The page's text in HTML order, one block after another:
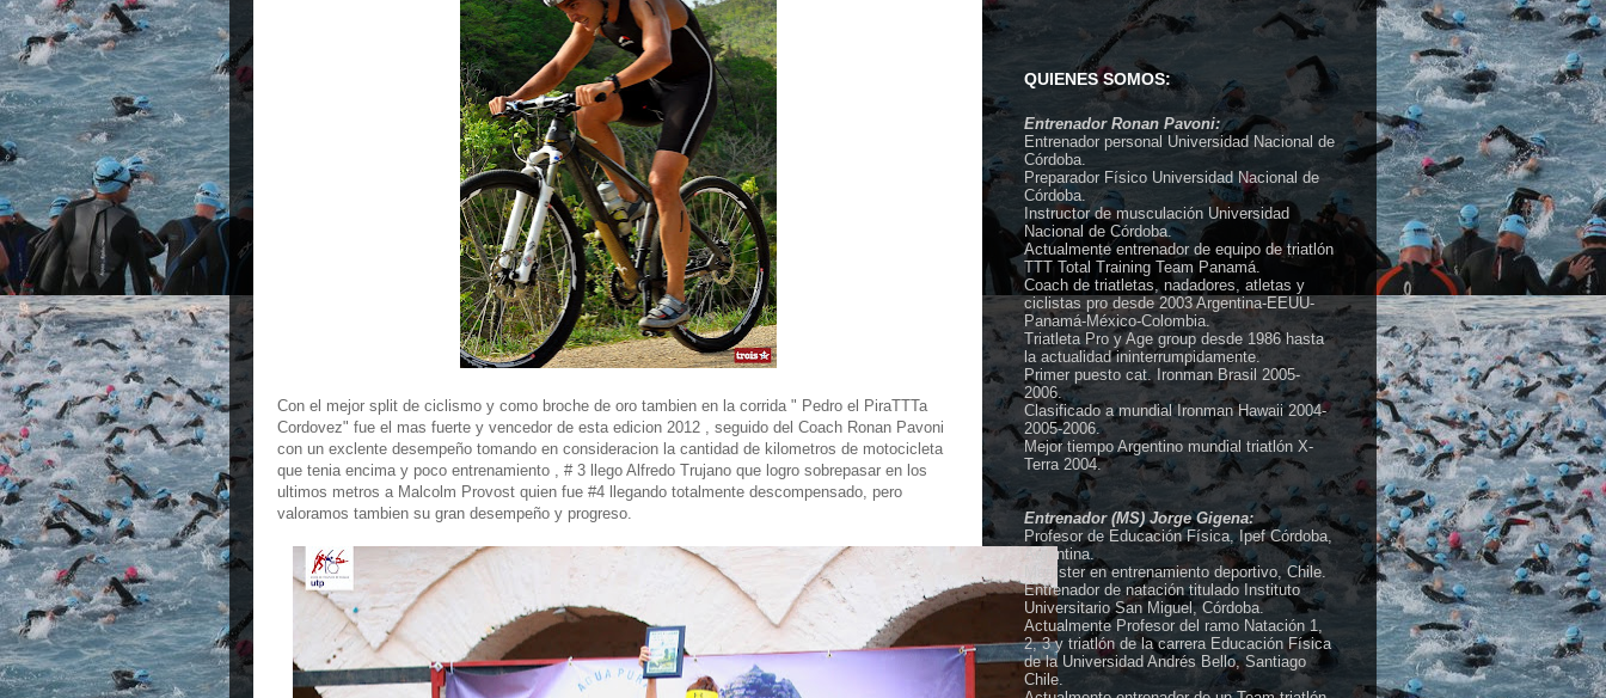
Con el mejor split de ciclismo y como broche de oro tambien en la corrida " Pedro el PiraTTTa
Cordovez" fue el mas fuerte y vencedor de esta edicion 2012 , seguido del Coach Ronan Pavoni
con un exclente desempeño tomando en consideracion la cantidad de kilometros de motocicleta
que tenia encima y poco entrenamiento , # 3 llego Alfredo Trujano que logro sobrepasar en los
ultimos metros a Malcolm Provost quien fue #4 llegando totalmente descompensado, pero
valoramos tambien su gran desempeño y progreso.
QUIENES SOMOS:
Entrenador Ronan Pavoni:
Entrenador personal Universidad Nacional de
Córdoba.
Preparador Físico Universidad Nacional de
Córdoba.
Instructor de musculación Universidad
Nacional de Córdoba.
Actualmente entrenador de equipo de triatlón
TTT Total Training Team Panamá.
Coach de triatletas, nadadores, atletas y
ciclistas pro desde 2003 Argentina-EEUU-
Panamá-México-Colombia.
Triatleta Pro y Age group desde 1986 hasta
la actualidad ininterrumpidamente.
Primer puesto cat. Ironman Brasil 2005-
2006.
Clasificado a mundial Ironman Hawaii 2004-
2005-2006.
Mejor tiempo Argentino mundial triatlón X-
Terra 2004.
Entrenador (MS) Jorge Gigena:
Profesor de Educación Física, Ipef Córdoba,
Argentina.
Magíster en entrenamiento deportivo, Chile.
Entrenador de natación titulado Instituto
Universitario San Miguel, Córdoba.
Actualmente Profesor del ramo Natación 1,
2, 3 y triatlón de la carrera Educación Física
de la Universidad Andrés Bello, Santiago
Chile.